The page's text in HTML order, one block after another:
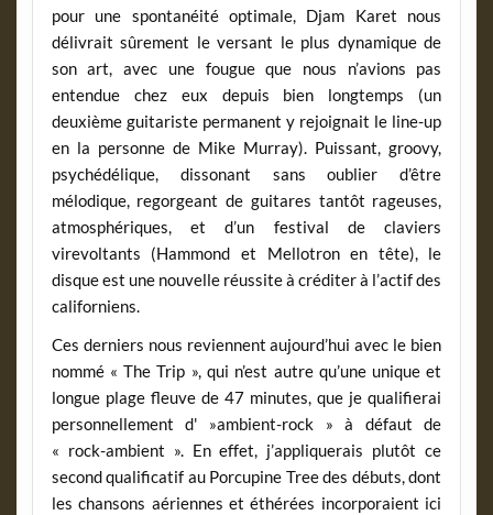
pour une spontanéité optimale, Djam Karet nous
délivrait sûrement le versant le plus dynamique de
son art, avec une fougue que nous n’avions pas
entendue chez eux depuis bien longtemps (un
deuxième guitariste permanent y rejoignait le line-up
en la personne de Mike Murray). Puissant, groovy,
psychédélique, dissonant sans oublier d’être
mélodique, regorgeant de guitares tantôt rageuses,
atmosphériques, et d’un festival de claviers
virevoltants (Hammond et Mellotron en tête), le
disque est une nouvelle réussite à créditer à l’actif des
californiens.
Ces derniers nous reviennent aujourd’hui avec le bien
nommé « The Trip », qui n’est autre qu’une unique et
longue plage fleuve de 47 minutes, que je qualifierai
personnellement d' »ambient-rock » à défaut de
« rock-ambient ». En effet, j’appliquerais plutôt ce
second qualificatif au Porcupine Tree des débuts, dont
les chansons aériennes et éthérées incorporaient ici